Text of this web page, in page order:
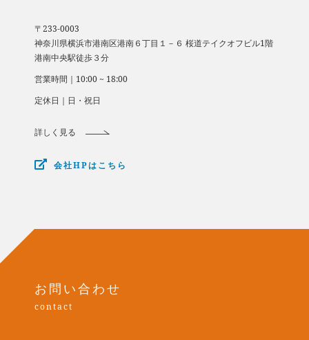
〒233-0003
​​​​​​​神奈川県横浜市港南区港南６丁目１－６ 桜道テイクオフビル1階
​​​​​​​港南中央駅徒歩３分
営業時間｜10:00 ~ 18:00
定休日｜日・祝日
詳しく見る
会社HPはこちら
お問い合わせ
contact